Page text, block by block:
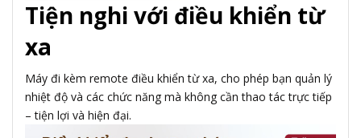
Tiện nghi với điều khiển từ
xa
Máy đi kèm remote điều khiển từ xa, cho phép bạn quản lý
nhiệt độ và các chức năng mà không cần thao tác trực tiếp
– tiện lợi và hiện đại.